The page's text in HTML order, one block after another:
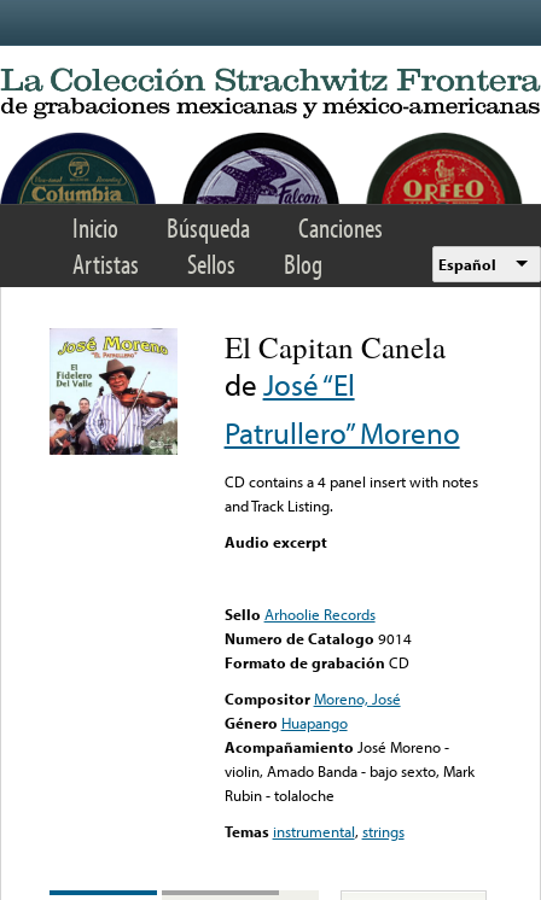
Inicio Búsqueda
Canciones
Artistas
Sellos Blog Español
El Capitan Canela
deJosé “El
Patrullero” Moreno
CD contains a 4 panel insert with notes
and Track Listing.
Audio excerpt
Sello Arhoolie Records
Numero de Catalogo 9014
Formato de grabación CD
Compositor Moreno, José
Género Huapango
Acompañamiento José Moreno -
violin, Amado Banda - bajo sexto, Mark
Rubin - tolaloche
Temas instrumental,strings